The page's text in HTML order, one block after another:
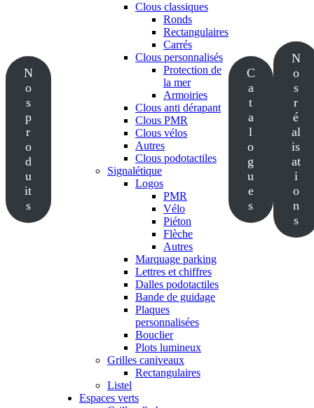
N
o
s
p
r
o
d
u
it
s
Clous classiques
Ronds
Rectangulaires
Carrés
Clous personnalisés
Protection de
la mer
Armoiries
Clous anti dérapant
Clous PMR
Clous vélos
Autres
Clous podotactiles
Signalétique
Logos
PMR
Vélo
Piéton
Flèche
Autres
Marquage parking
Lettres et chiffres
Dalles podotactiles
Bande de guidage
Plaques
personnalisées
Bouclier
Plots lumineux
Grilles caniveaux
Rectangulaires
Listel
Espaces verts
C
a
t
a
l
o
g
u
e
s
N
o
s
r
é
al
is
at
i
o
n
s